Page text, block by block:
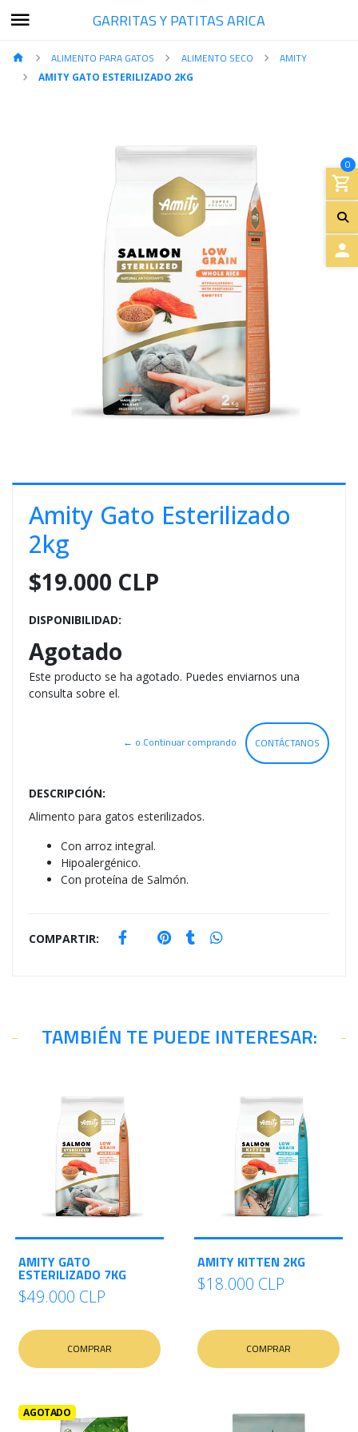
GARRITAS Y PATITAS ARICA
0
ALIMENTO PARA GATOS ALIMENTO SECO AMITY
AMITY GATO ESTERILIZADO 2KG
Amity Gato Esterilizado
2kg
$19.000 CLP
DISPONIBILIDAD:
Agotado
Este producto se ha agotado. Puedes enviarnos una
consulta sobre el.
CONTÁCTANOS
← o Continuar comprando
DESCRIPCIÓN:
Alimento para gatos esterilizados.
Con arroz integral.
Hipoalergénico.
Con proteína de Salmón.
COMPARTIR:
TAMBIÉN TE PUEDE INTERESAR:
AMITY GATO
ESTERILIZADO 7KG
$49.000 CLP
COMPRAR
AMITY KITTEN 2KG
$18.000 CLP
COMPRAR
AGOTADO